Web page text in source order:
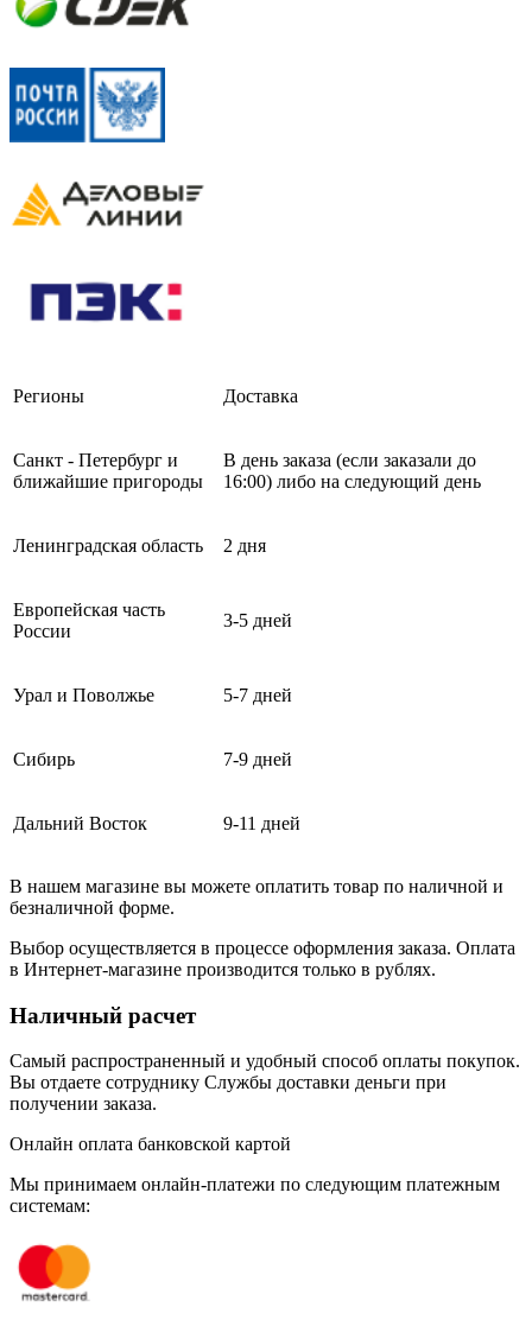
Регионы Доставка
Санкт - Петербург и
ближайшие пригороды
В день заказа (если заказали до
16:00) либо на следующий день
Ленинградская область 2 дня
Европейская часть
России
3-5 дней
Урал и Поволжье 5-7 дней
Сибирь 7-9 дней
Дальний Восток 9-11 дней
В нашем магазине вы можете оплатить товар по наличной и
безналичной форме.
Выбор осуществляется в процессе оформления заказа. Оплата
в Интернет-магазине производится только в рублях.
Наличный расчет
Самый распространенный и удобный способ оплаты покупок.
Вы отдаете сотруднику Службы доставки деньги при
получении заказа.
Онлайн оплата банковской картой
Мы принимаем онлайн-платежи по cледующим платежным
системам: